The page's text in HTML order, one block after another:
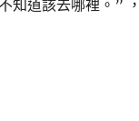
知道該去哪裡。”